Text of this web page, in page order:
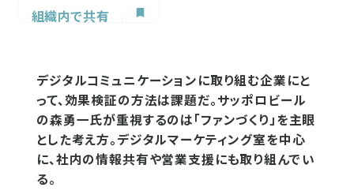
組織内で共有
デジタルコミュニケーションに取り組む企業にと
って、効果検証の方法は課題だ。サッポロビール
の森勇一氏が重視するのは「ファンづくり」を主眼
とした考え方。デジタルマーケティング室を中心
に、社内の情報共有や営業支援にも取り組んでい
る。